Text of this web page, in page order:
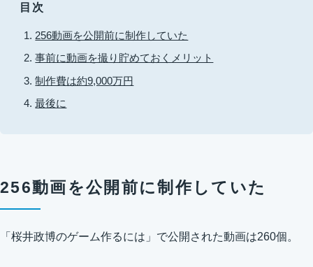
目次
256動画を公開前に制作していた
事前に動画を撮り貯めておくメリット
制作費は約9,000万円
最後に
256動画を公開前に制作していた
「桜井政博のゲーム作るには」で公開された動画は260個。